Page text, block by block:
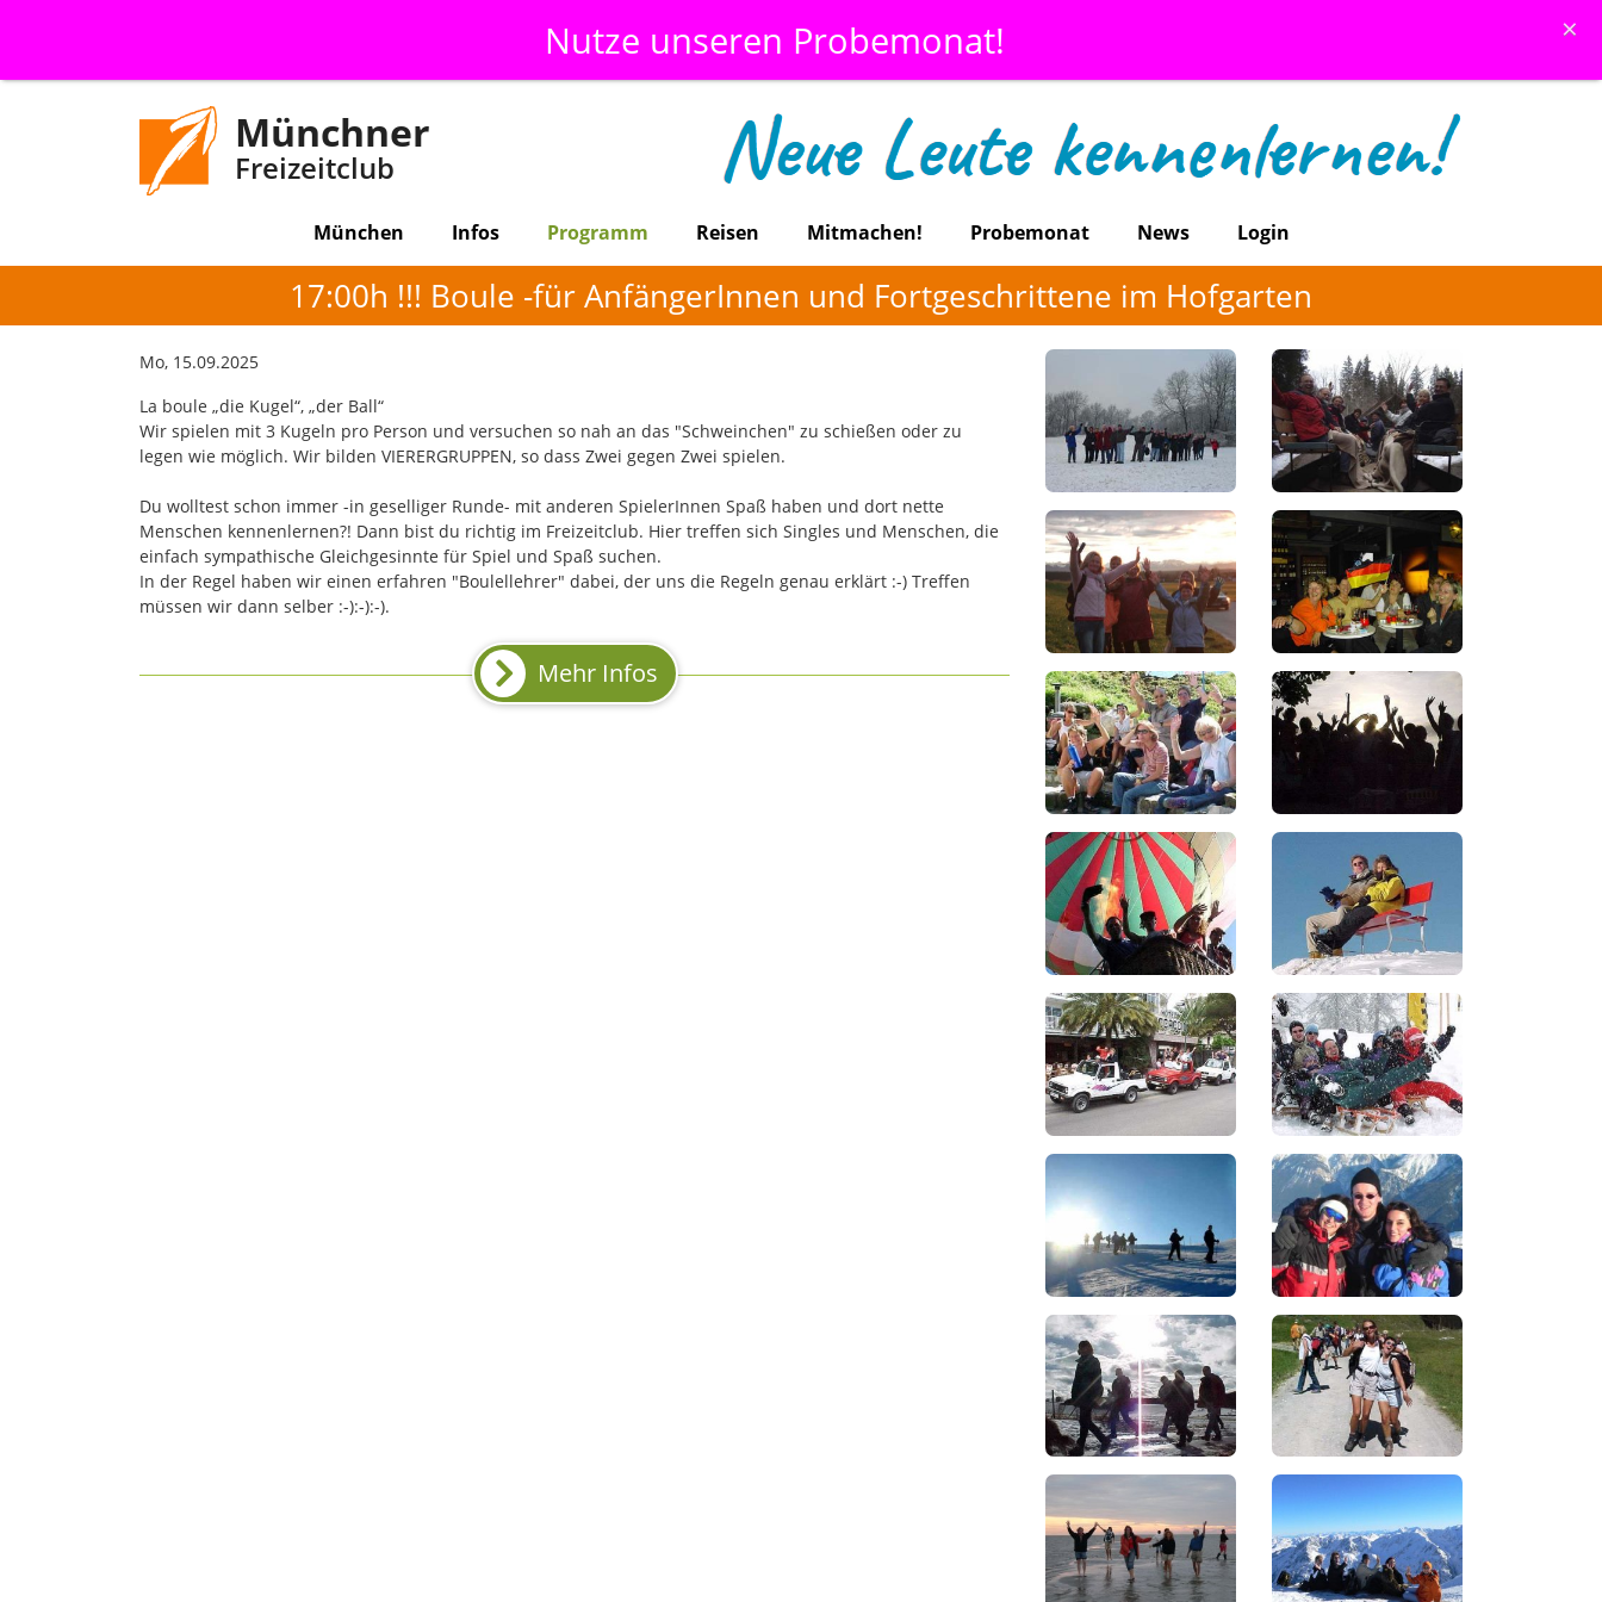
Nutze unseren Probemonat! ×
Münchner
Freizeitclub
München Infos Programm Reisen Mitmachen! Probemonat News Login
17:00h !!! Boule -für AnfängerInnen und Fortgeschrittene im Hofgarten
Mo, 15.09.2025
La boule „die Kugel“, „der Ball“
Wir spielen mit 3 Kugeln pro Person und versuchen so nah an das "Schweinchen" zu schießen oder zu
legen wie möglich. Wir bilden VIERERGRUPPEN, so dass Zwei gegen Zwei spielen.
Du wolltest schon immer -in geselliger Runde- mit anderen SpielerInnen Spaß haben und dort nette
Menschen kennenlernen?! Dann bist du richtig im Freizeitclub. Hier treffen sich Singles und Menschen, die
einfach sympathische Gleichgesinnte für Spiel und Spaß suchen.
In der Regel haben wir einen erfahren "Boulellehrer" dabei, der uns die Regeln genau erklärt :-) Treffen
müssen wir dann selber :-):-):-).
Mehr Infos